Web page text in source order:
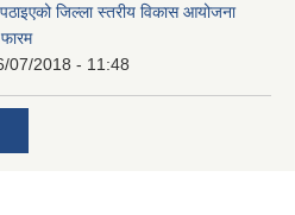
जिल्ला स्तरीय विकास आयोजना
07/2018 - 11:48